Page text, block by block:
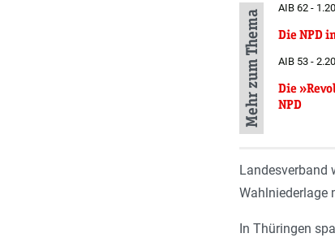
Mehr zum Thema
AIB 62 -
Die NPD
AIB 53 -
Die
NPD
Landesverband
Wahlniederlage
In Thüringen